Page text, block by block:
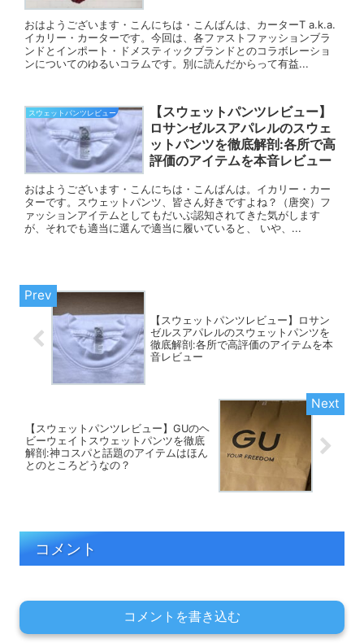
おはようございます・こんにちは・こんばんは、カーターT a.k.a.
イカリー・カーターです。今回は、各ファストファッションブラ
ンドとインポート・ドメスティックブランドとのコラボレーショ
ンについてのゆるいコラムです。別に読んだからって有益...
スウェットパンツレビュー
【スウェットパンツレビュー】
ロサンゼルスアパレルのスウェ
ットパンツを徹底解剖:各所で高
評価のアイテムを本音レビュー
おはようございます・こんにちは・こんばんは。イカリー・カー
ターです。スウェットパンツ、皆さん好きですよね？（唐突）フ
ァッションアイテムとしてもだいぶ認知されてきた気がします
が、それでも適当に選んで適当に履いていると、 いや、...
【スウェットパンツレビュー】ロサン
ゼルスアパレルのスウェットパンツを
徹底解剖:各所で高評価のアイテムを本
音レビュー
【スウェットパンツレビュー】GUのヘ
ビーウェイトスウェットパンツを徹底
解剖:神コスパと話題のアイテムはほん
とのところどうなの？
コメント
コメントを書き込む